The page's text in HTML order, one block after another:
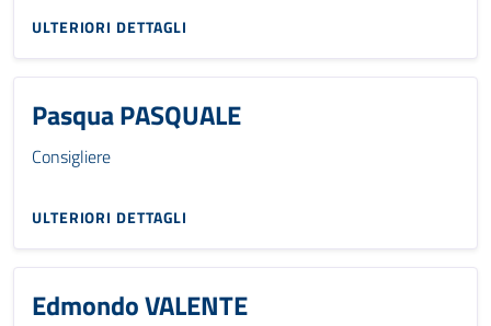
ULTERIORI DETTAGLI
Pasqua PASQUALE
Consigliere
ULTERIORI DETTAGLI
Edmondo VALENTE